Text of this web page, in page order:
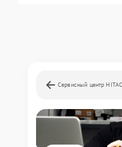
Сервисный центр